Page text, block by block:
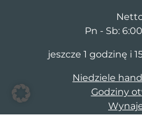
Pn - Sb:
jeszcze 1 godzinę i
Niedziele
Godziny